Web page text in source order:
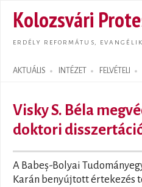
Kolozsvári
ERDÉLY REFORMÁTUS,
AKTUÁLIS INTÉZET FELVÉTELI
Search form
Visky S. Béla
doktori
A Babeș-Bolyai
Karán benyújtott értekezés